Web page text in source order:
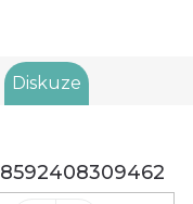
Diskuze
8592408309462